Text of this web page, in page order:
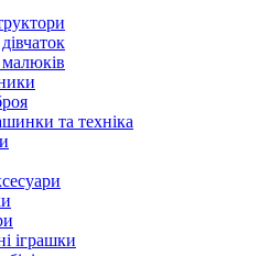
та техніка
іграшки